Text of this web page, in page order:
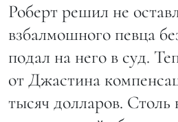
Роберт решил не
взбалмошного певца
подал на него в суд.
от Джастина
тысяч долларов.